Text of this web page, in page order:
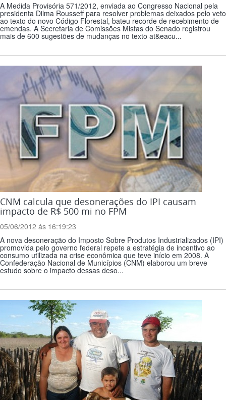
A Medida Provisória 571/2012, enviada ao Congresso Nacional pela
presidenta Dilma Rousseff para resolver problemas deixados pelo veto
ao texto do novo Código Florestal, bateu recorde de recebimento de
emendas. A Secretaria de Comissões Mistas do Senado registrou
mais de 600 sugestões de mudanças no texto at&eacu...
CNM calcula que desonerações do IPI causam
impacto de R$ 500 mi no FPM
05/06/2012 ás 16:19:23
A nova desoneração do Imposto Sobre Produtos Industrializados (IPI)
promovida pelo governo federal repete a estratégia de incentivo ao
consumo utilizada na crise econômica que teve início em 2008. A
Confederação Nacional de Municípios (CNM) elaborou um breve
estudo sobre o impacto dessas deso...